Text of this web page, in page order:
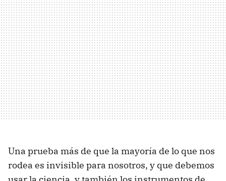
Una prueba más de que la mayoría de lo que nos
rodea es invisible para nosotros, y que debemos